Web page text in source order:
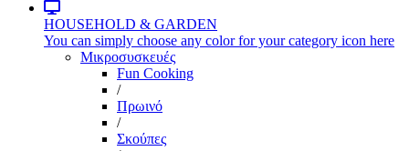
HOUSEHOLD & GARDEN
You can simply choose any color for your category icon here
Μικροσυσκευές
Fun Cooking
/
Πρωινό
/
Σκούπες